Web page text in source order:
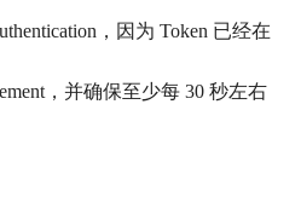
，因为 Token 已经在
，并确保至少每 30 秒左右